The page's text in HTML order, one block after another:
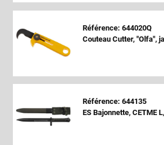
Référence: 644020Q
Couteau Cutter, "Olfa",
Référence: 644135
ES Bajonnette, CETME